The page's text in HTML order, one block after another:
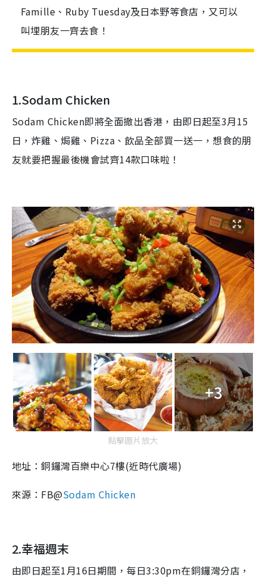
Famille、Ruby Tuesday及日本野等食店，又可以
叫埋朋友一齊去食！
1.Sodam Chicken
Sodam Chicken即將全面撤出香港，由即日起至3月15
日，炸雞、焗雞、Pizza、飲品全部買一送一，想食的朋
友就要把握最後機會試齊14款口味啦！
+3
點擊圖片放大
地址：銅鑼灣百樂中心7樓(近時代廣場)
來源：FB@Sodam Chicken
2.幸福週末
由即日起至1月16日期間，每日3:30pm在銅鑼灣分店 ，